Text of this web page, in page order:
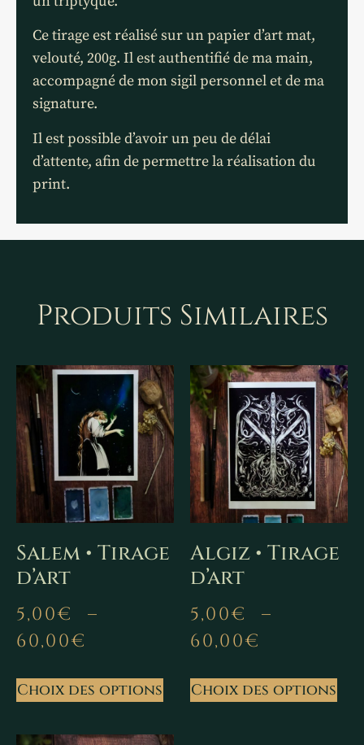
Ce tirage est réalisé sur un papier d’art mat,
velouté, 200g. Il est authentifié de ma main,
accompagné de mon sigil personnel et de ma
signature.
Il est possible d’avoir un peu de délai
d’attente, afin de permettre la réalisation du
print.
Produits Similaires
Salem • Tirage
d’art
5,00€
–
60,00€
Choix des options
Algiz • Tirage
d’art
5,00€
–
60,00€
Choix des options